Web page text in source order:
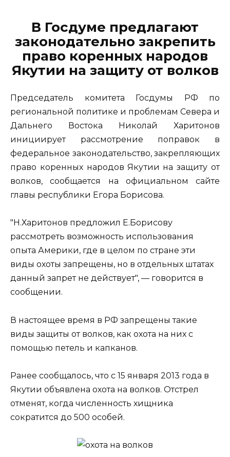
В Госдуме предлагают
законодательно закрепить
право коренных народов
Якутии на защиту от волков
Председатель комитета Госдумы РФ по
региональной политике и проблемам Севера и
Дальнего Востока Николай Харитонов
инициирует рассмотрение поправок в
федеральное законодательство, закрепляющих
право коренных народов Якутии на защиту от
волков, сообщается на официальном сайте
главы республики Егора Борисова.
"Н.Харитонов предложил Е.Борисову
рассмотреть возможность использования
опыта Америки, где в целом по стране эти
виды охоты запрещены, но в отдельных штатах
данный запрет не действует", — говорится в
сообщении.
В настоящее время в РФ запрещены такие
виды защиты от волков, как охота на них с
помощью петель и капканов.
Ранее сообщалось, что с 15 января 2013 года в
Якутии объявлена охота на волков. Отстрел
отменят, когда численность хищника
сократится до 500 особей.